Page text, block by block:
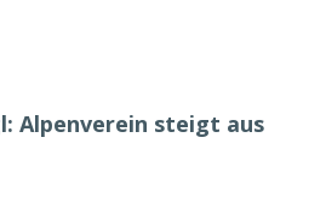
Alpenverein steigt aus